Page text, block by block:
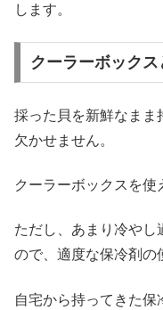
します。
クーラーボックス
採った貝を新鮮なまま
欠かせません。
クーラーボックスを使
ただし、あまり冷やし
ので、適度な保冷剤の
自宅から持ってきた